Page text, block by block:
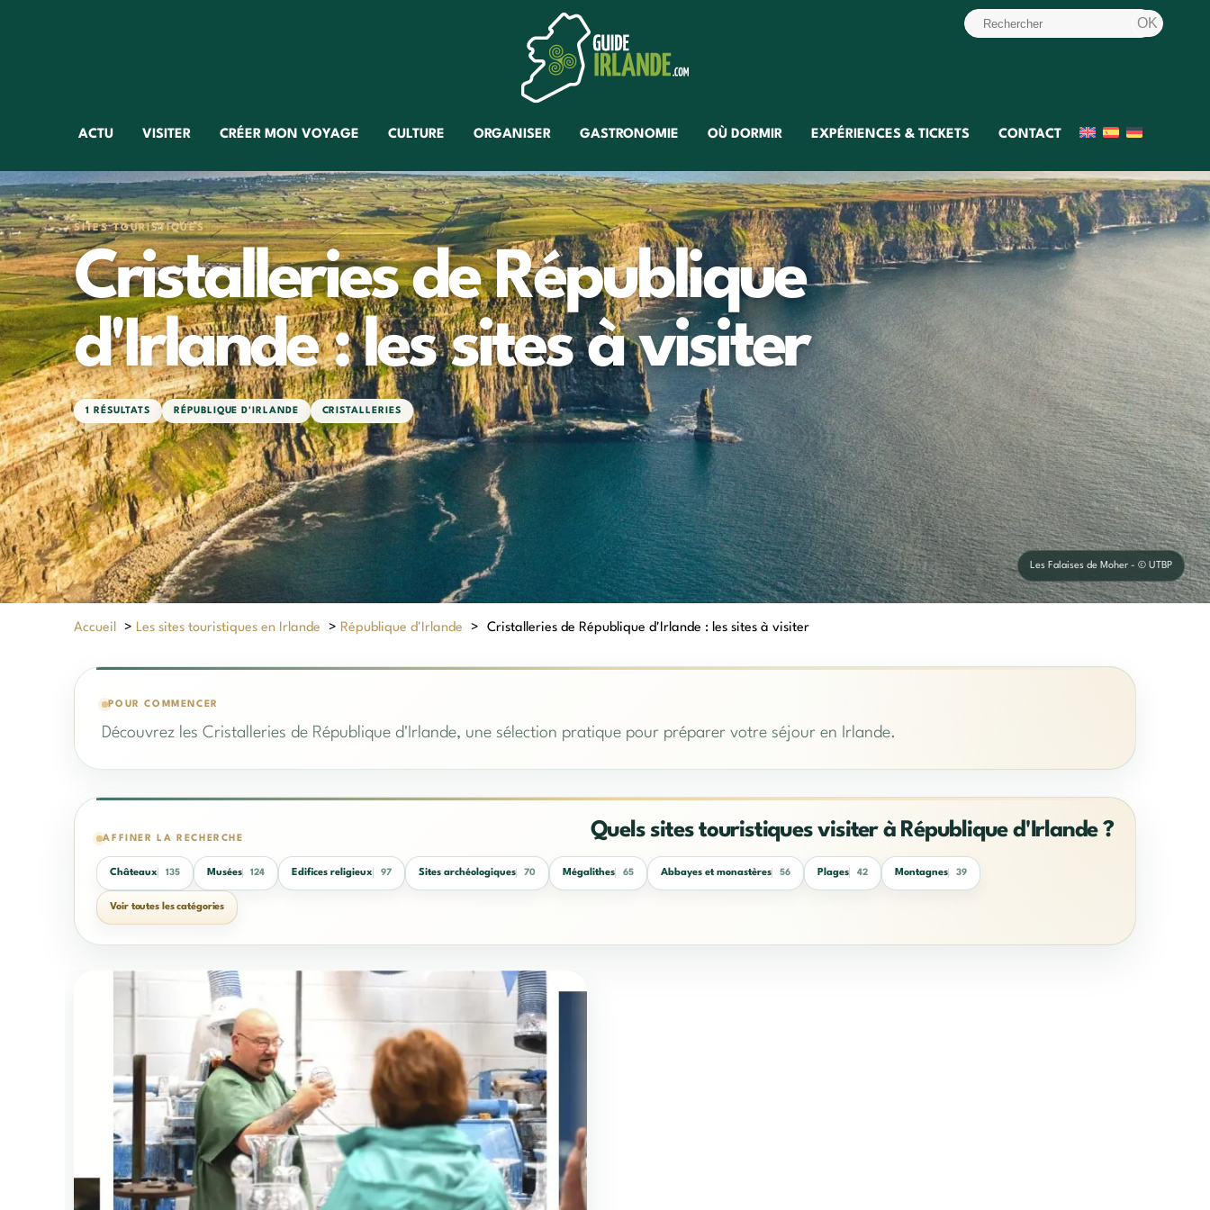
ACTU VISITER CRÉER MON VOYAGE CULTURE ORGANISER GASTRONOMIE OÙ DORMIR EXPÉRIENCES & TICKETS CONTACT
SITES TOURISTIQUES
Cristalleries de République
d'Irlande : les sites à visiter
1 RÉSULTATS RÉPUBLIQUE D'IRLANDE CRISTALLERIES
Les Falaises de Moher - © UTBP
Accueil > Les sites touristiques en Irlande > République d'Irlande > Cristalleries de République d'Irlande : les sites à visiter
POUR COMMENCER
Découvrez les Cristalleries de République d'Irlande, une sélection pratique pour préparer votre séjour en Irlande.
AFFINER LA RECHERCHE Quels sites touristiques visiter à République d'Irlande ?
Châteaux 135 Musées 124 Edifices religieux 97 Sites archéologiques 70 Mégalithes 65 Abbayes et monastères 56 Plages 42 Montagnes 39
Voir toutes les catégories